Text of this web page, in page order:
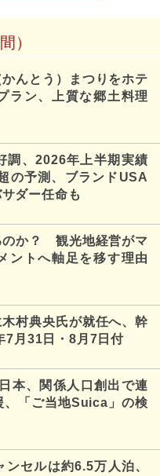
）
んとう）まつりをホテ
ラン、上質な郷土料理
調、2026年上半期実績
の予測、ブランドUSA
ダー任命も
のか？ 観光地経営がマ
ントへ軸足を移す理由
木村典央氏が就任へ、幹
月31日・8月7日付
本、関係人口創出で連
、「ご当地Suica」の検
セルは約6.5万人泊、